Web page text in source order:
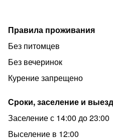
Правила проживания
Без питомцев
Без вечеринок
Курение запрещено
Сроки, заселение и выезд
Заселение с 14:00 до 23:00
Выселение в 12:00